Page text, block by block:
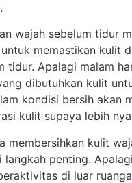
wajah sebelum tidur
memastikan kulit
tidur. Apalagi malam
dibutuhkan kulit
kondisi bersih akan
kulit supaya lebih
membersihkan kulit
langkah penting.
di luar